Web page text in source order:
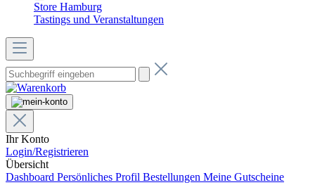
Store Hamburg
Tastings und Veranstaltungen
Ihr Konto
Login/Registrieren
Übersicht
Dashboard Persönliches Profil Bestellungen Meine Gutscheine